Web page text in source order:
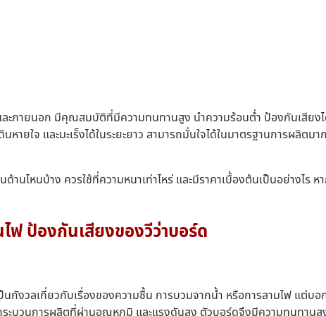
ละภายนอก มีคุณสมบัติที่มีความทนทานสูง นำความร้อนต่ำ ป้องกันเสียง
หายใจ และมะเร็งได้ในระยะยาว สามารถมั่นใจได้ในมาตรฐานการผลิต
านไหนบ้าง ควรใช้ที่ความหนาเท่าไหร่ และมีราคาเบื้องต้นเป็นอย่างไร
ป้องกันเสียงของวีว่าบอร์ด
กังวลเกี่ยวกับเรื่องของความชื้น การบวมจากน้ำ หรือการลามไฟ แ
ะบวนการผลิตที่ผ่านอุณหภูมิ และแรงดันสูง ตัวบอร์ดจึงมีความทนทาน